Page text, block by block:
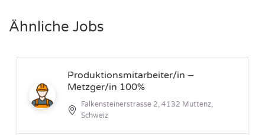
Ähnliche Jobs
Produktionsmitarbeiter/in –
Metzger/in 100%
Falkensteinerstrasse 2, 4132 Muttenz,
Schweiz